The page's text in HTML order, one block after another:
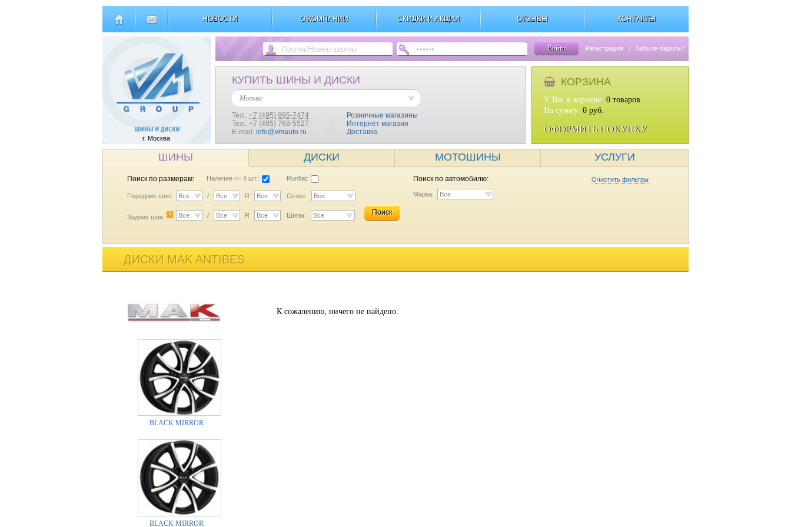
НОВОСТИ О КОМПАНИИ СКИДКИ И АКЦИИ ОТЗЫВЫ КОНТАКТЫ
г. Москва
Войти Регистрация | Забыли пароль?
КУПИТЬ ШИНЫ И ДИСКИ
Москва
Тел.: +7 (495) 995-7474
Тел.: +7 (495) 768-5527
E-mail: info@vmauto.ru
Розничные магазины
Интернет магазин
Доставка
КОРЗИНА
У Вас в корзине: 0 товаров
На сумму: 0 руб.
ОФОРМИТЬ ПОКУПКУ
ШИНЫ ДИСКИ МОТОШИНЫ УСЛУГИ
Поиск по размерам: Наличие >= 4 шт.: Runflat:
Передних шин: Все / Все R Все Сезон: Все
Задних шин: ? Все / Все R Все Шипы: Все Поиск
Поиск по автомобилю: Очистить фильтры
Марка: Все
ДИСКИ MAK ANTIBES
BLACK MIRROR
BLACK MIRROR
К сожалению, ничего не найдено.